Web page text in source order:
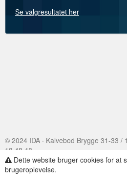
Se valgresultatet her
© 2024 IDA · Kalvebod Brygge 31-33 /
18 48 48
Dette website bruger cookies for at
brugeroplevelse.